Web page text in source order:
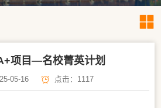
项目—名校菁英计划
05-16 点击： 1117